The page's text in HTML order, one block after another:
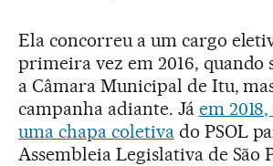
Ela concorreu a um cargo
primeira vez em 2016, quando
a Câmara Municipal de Itu,
campanha adiante. Já em
uma chapa coletivado PSOL
Assembleia Legislativa de São